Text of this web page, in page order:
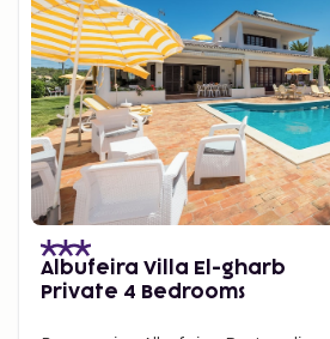
Albufeira Villa El-gharb
Private 4 Bedrooms